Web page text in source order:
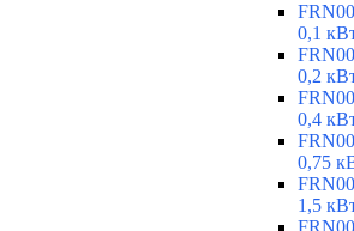
0,1
0,2
0,4
0,75
1,5